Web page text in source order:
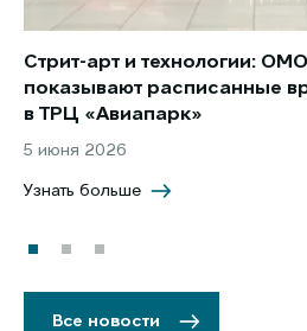
Стрит-арт и технологии:
показывают расписанные
в ТРЦ «Авиапарк»
5 июня 2026
Узнать больше
Все новости